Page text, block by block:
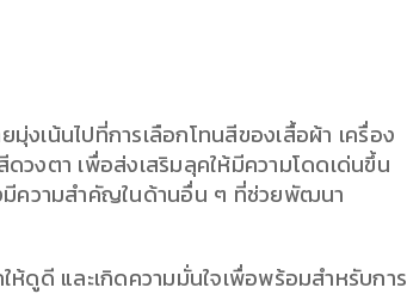
เน้นไปที่การเลือกโทนสีของเสื้อผ้า เครื่อง
ดวงตา เพื่อส่งเสริมลุคให้มีความโดดเด่นขึ้น
มีความสำคัญในด้านอื่น ๆ ที่ช่วยพัฒนา
ห้ดูดี และเกิดความมั่นใจเพื่อพร้อมสำหรับการ